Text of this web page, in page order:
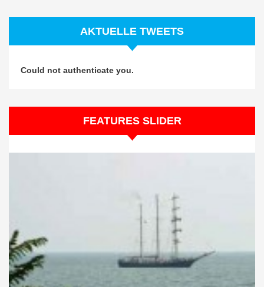
AKTUELLE TWEETS
Could not authenticate you.
FEATURES SLIDER